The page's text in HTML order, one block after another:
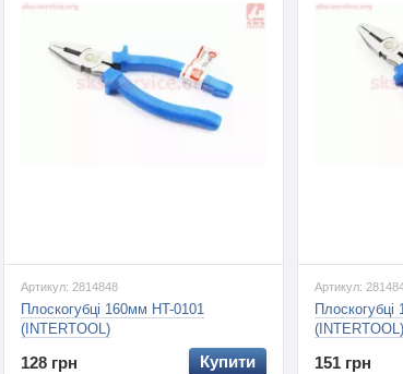
Артикул: 2814848
Плоскогубці 160мм HT-0101
(INTERTOOL)
128 грн Купити
Артикул:
(INTERTOOL)
151 грн